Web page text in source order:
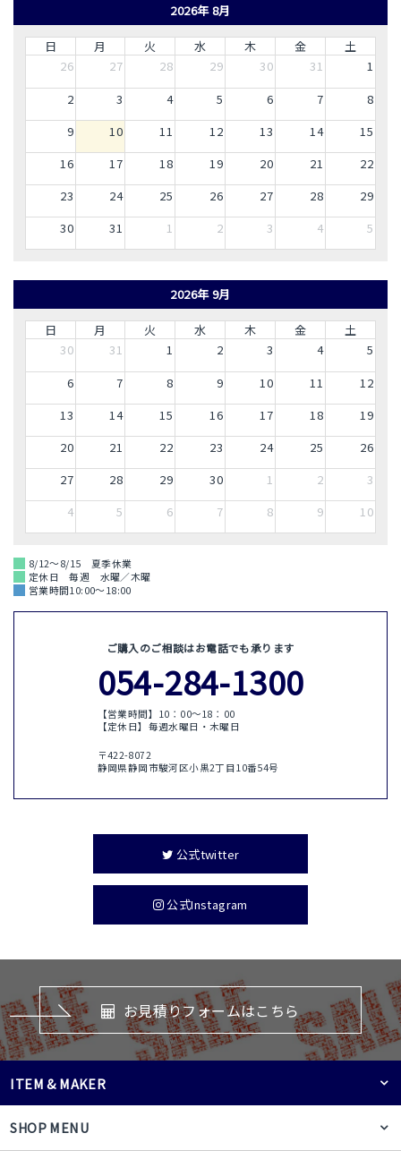
2026年 8月
日 月 火 水 木 金
土
26
27 28 29 30 31
1
2
3 4 5 6 7
8
9
10 11 12 13 14
15
16
17 18 19 20 21
22
23
24 25 26 27 28
29
30
31 1 2 3 4 5
2026年 9月
日 月 火 水 木 金
土
30
31 1 2 3 4
5
6
7 8 9 10 11
12
13
14 15 16 17 18
19
20
21 22 23 24 25
26
27
28 29 30 1 2
3
4
5 6 7 8 9 10
8/12～8/15 夏季休業
定休日 毎週 水曜／木曜
営業時間10:00～18:00
ご購入のご相談はお電話でも承ります
054-284-1300
【営業時間】10：00〜18：00
【定休日】毎週水曜日・木曜日
〒422-8072
静岡県静岡市駿河区小黒2丁目10番54号
公式twitter
公式Instagram
お見積りフォームはこちら
SHOP MENU
ITEM & MAKER